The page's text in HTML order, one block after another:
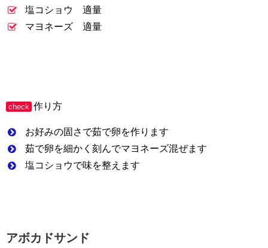
塩コショウ 適量
マヨネーズ 適量
check 作り方
お好みの固さで茹で卵を作ります
茹で卵を細かく刻んでマヨネーズ混ぜます
塩コショウで味を整えます
アボカドサンド